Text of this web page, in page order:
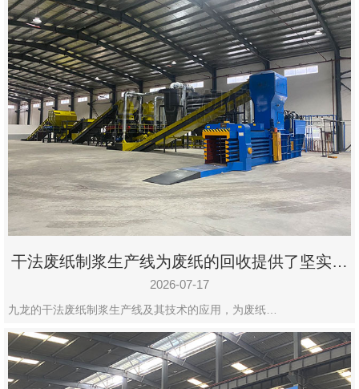
限
公
司
豫
ICP
备
19020390
号-1
干法废纸制浆生产线为废纸的回收提供了坚实的
保障
2026-07-17
九龙的干法废纸制浆生产线及其技术的应用，为废纸…